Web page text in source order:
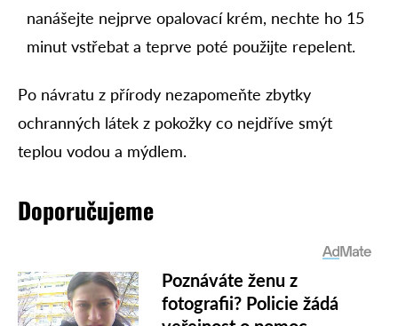
nanášejte nejprve opalovací krém, nechte ho 15
minut vstřebat a teprve poté použijte repelent.
Po návratu z přírody nezapomeňte zbytky
ochranných látek z pokožky co nejdříve smýt
teplou vodou a mýdlem.
Doporučujeme